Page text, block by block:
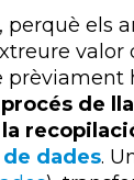
perquè els
valor
prèviament
de
dades.